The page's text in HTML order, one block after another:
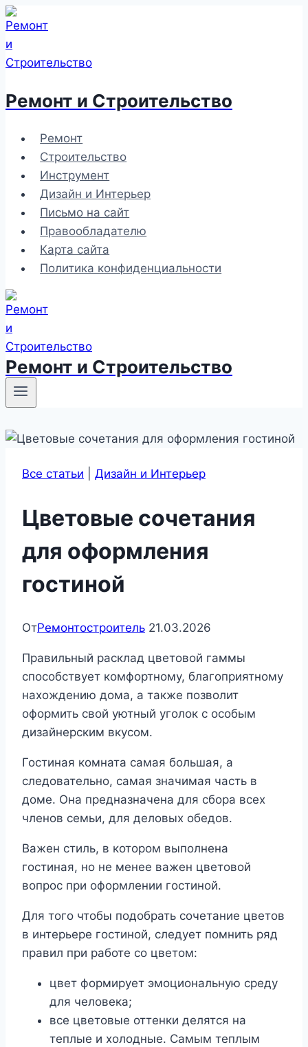
Перейти
к
содержимому
Ремонт и Строительство
Ремонт
Строительство
Инструмент
Дизайн и Интерьер
Письмо на сайт
Правообладателю
Карта сайта
Политика конфиденциальности
Ремонт и Строительство
Все статьи Дизайн и Интерьер
Цветовые сочетания
для оформления
гостиной
ОтРемонтостроитель 21.03.2026
Правильный расклад цветовой гаммы
способствует комфортному, благоприятному
нахождению дома, а также позволит
оформить свой уютный уголок с особым
дизайнерским вкусом.
Гостиная комната самая большая, а
следовательно, самая значимая часть в
доме. Она предназначена для сбора всех
членов семьи, для деловых обедов.
Важен стиль, в котором выполнена
гостиная, но не менее важен цветовой
вопрос при оформлении гостиной.
Для того чтобы подобрать сочетание цветов
в интерьере гостиной, следует помнить ряд
правил при работе со цветом:
цвет формирует эмоциональную среду
для человека;
все цветовые оттенки делятся на
теплые и холодные. Самым теплым